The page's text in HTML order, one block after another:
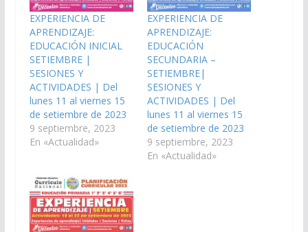
EXPERIENCIA DE
APRENDIZAJE:
EDUCACIÓN INICIAL
SETIEMBRE |
SESIONES Y
ACTIVIDADES | Del
lunes 11 al viernes 15
de setiembre de 2023
9 septiembre, 2023
En «Actualidad»
EXPERIENCIA DE
APRENDIZAJE:
EDUCACIÓN
SECUNDARIA –
SETIEMBRE|
SESIONES Y
ACTIVIDADES | Del
lunes 11 al viernes 15
de setiembre de 2023
9 septiembre, 2023
En «Actualidad»